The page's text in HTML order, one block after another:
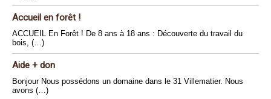
Accueil en forêt !
ACCUEIL En Forêt ! De 8 ans à 18 ans : Découverte du travail du
bois, (…)
Aide + don
Bonjour Nous possédons un domaine dans le 31 Villematier. Nous
avons (…)